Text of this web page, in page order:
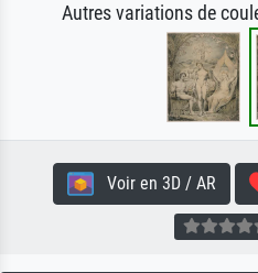
Autres variations de
Voir en 3D / AR